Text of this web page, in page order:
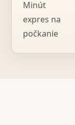
Minút
expres na
počkanie